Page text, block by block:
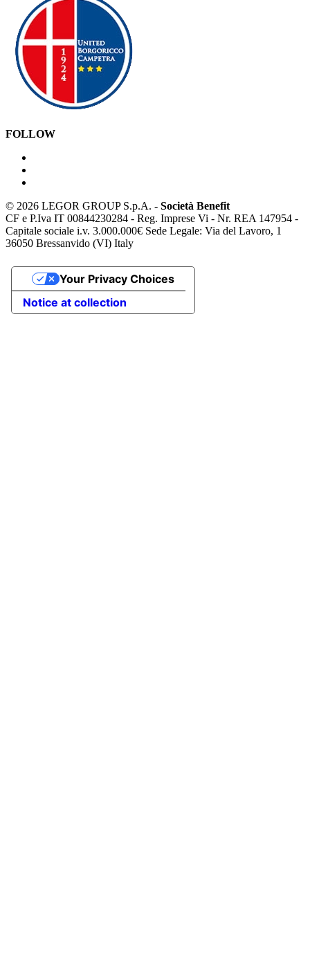
FOLLOW
© 2026 LEGOR GROUP S.p.A. - Società Benefit
CF e P.Iva IT 00844230284 - Reg. Imprese Vi - Nr. REA 147954 -
Capitale sociale i.v. 3.000.000€ Sede Legale: Via del Lavoro, 1
36050 Bressanvido (VI) Italy
Notice at collection
Your Privacy Choices